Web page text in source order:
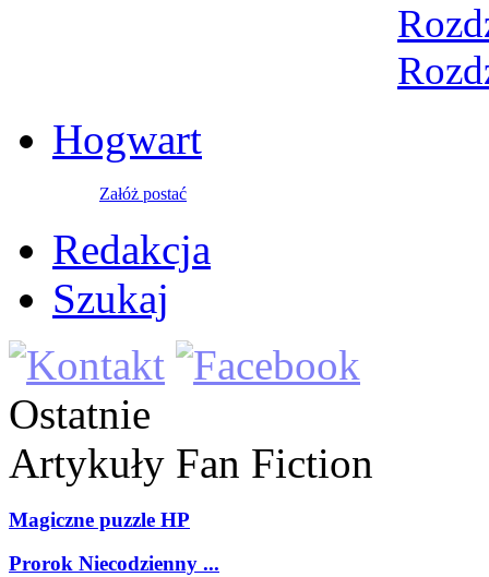
Hogwart
Załóż postać
Redakcja
Szukaj
Ostatnie
Artykuły Fan Fiction
Magiczne puzzle HP
Prorok Niecodzienny ...